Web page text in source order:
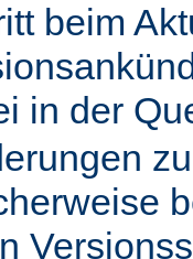
beim
in der